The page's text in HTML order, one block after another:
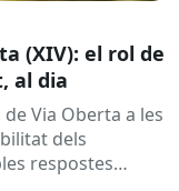
(XIV): el rol de
al dia
Via Oberta a les
dels
respostes